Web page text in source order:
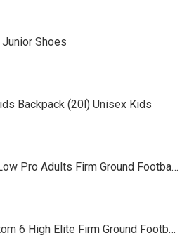
Shoes
Backpack (20l) Unisex Kids
Phantom 6 Low Pro Adults Firm Ground Football Boots
Men's Phantom 6 High Elite Firm Ground Football Boot